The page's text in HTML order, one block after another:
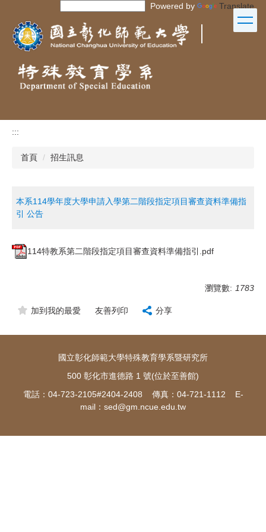
主
Powered by Translate
:::
首頁 招生訊息
本系114學年度大學申請入學第二階段指定項目審查資料準備指
引 公告
114特教系第二階段指定項目審查資料準備指引.pdf
瀏覽數: 1783
加到我的最愛 友善列印 分享
國立彰化師範大學特殊教育學系暨研究所
500 彰化市進德路 1 號(位於至善館)
電話：04-723-2105#2404-2408 傳真：04-721-1112 E-
mail： sed@gm.ncue.edu.tw